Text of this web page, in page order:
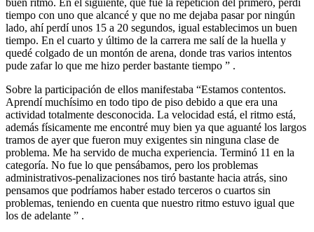
tiempo con uno que alcancé y que no me dejaba pasar por ningún
lado, ahí perdí unos 15 a 20 segundos, igual establecimos un buen
tiempo. En el cuarto y último de la carrera me salí de la huella y
quedé colgado de un montón de arena, donde tras varios intentos
pude zafar lo que me hizo perder bastante tiempo ” .
Sobre la participación de ellos manifestaba “Estamos contentos.
Aprendí muchísimo en todo tipo de piso debido a que era una
actividad totalmente desconocida. La velocidad está, el ritmo está,
además físicamente me encontré muy bien ya que aguanté los largos
tramos de ayer que fueron muy exigentes sin ninguna clase de
problema. Me ha servido de mucha experiencia. Terminó 11 en la
categoría. No fue lo que pensábamos, pero los problemas
administrativos-penalizaciones nos tiró bastante hacia atrás, sino
pensamos que podríamos haber estado terceros o cuartos sin
problemas, teniendo en cuenta que nuestro ritmo estuvo igual que
los de adelante ” .